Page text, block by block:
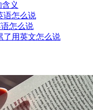
义
语怎么说
怎么说
了用英文怎么说